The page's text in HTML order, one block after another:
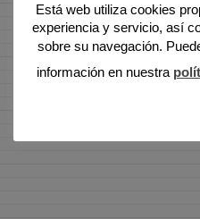
Está web utiliza cookies
experiencia y servicio, así
sobre su navegación.
información en nuestra